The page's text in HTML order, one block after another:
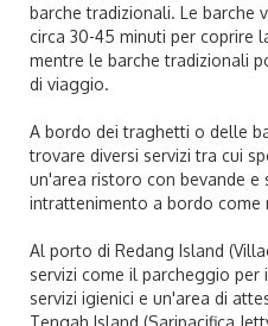
barche tradizionali. Le barche
circa 30-45 minuti per coprire
mentre le barche tradizionali
di viaggio.
A bordo dei traghetti o delle
trovare diversi servizi tra cui
un'area ristoro con bevande e
intrattenimento a bordo come
Al porto di Redang Island
servizi come il parcheggio per
servizi igienici e un'area di
Tengah Island (Saripacifica